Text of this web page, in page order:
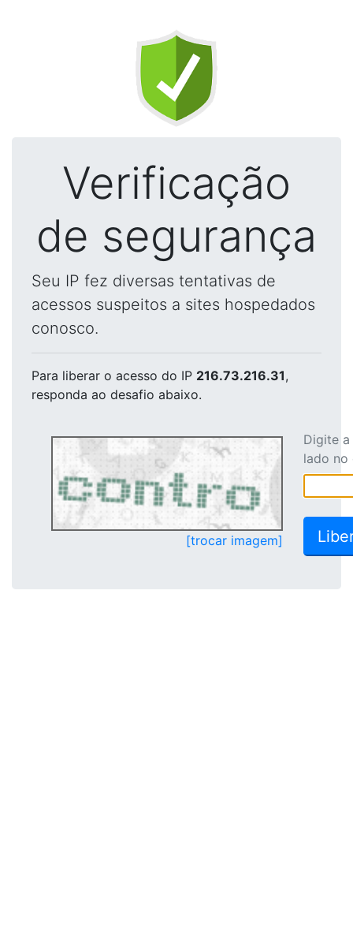
Verificação
de segurança
Seu IP fez diversas tentativas de
acessos suspeitos a sites hospedados
conosco.
Para liberar o acesso do IP 216.73.216.31,
responda ao desafio abaixo.
[trocar imagem]
Digite
lado no